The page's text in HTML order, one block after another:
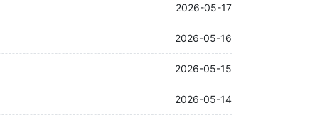
2026-05-17
2026-05-16
2026-05-15
2026-05-14